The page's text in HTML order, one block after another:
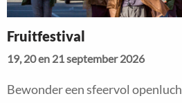
Fruitfestival
19, 20 en 21 september 2026
Bewonder een sfeervol